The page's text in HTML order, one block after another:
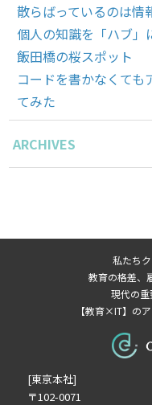
散らばっているのは
個人の知識を「ハブ」
飯田橋の桜スポット
コードを書かなくても
てみた
ARCHIVES
2026年2月の記事一覧
2026年1月の記事一覧
2025年8月の記事一覧
2025年7月の記事一覧
2025年6月の記事一覧(2)
2024年12月の記事一覧
私たち
教育の格差、
現代の重
【教育×IT】の
[東京本社]
〒102-0071